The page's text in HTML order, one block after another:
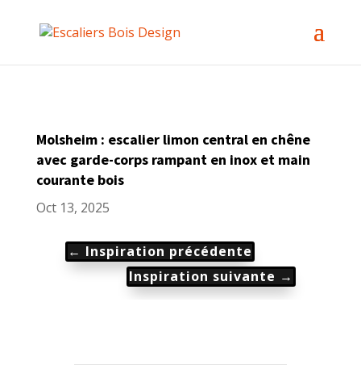
Molsheim : escalier limon central en chêne
avec garde-corps rampant en inox et main
courante bois
Oct 13, 2025
← Inspiration précédente
Inspiration suivante →